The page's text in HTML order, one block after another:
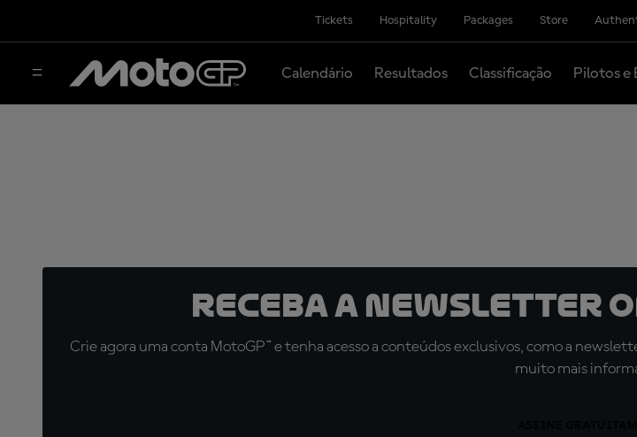
Tickets Hospitality Packages Store
Calendário Resultados Classificação Pilotos e
Receba a newsletter
Crie agora uma conta MotoGP™ e tenha acesso a conteúdos exclusivos, como a
muito mais